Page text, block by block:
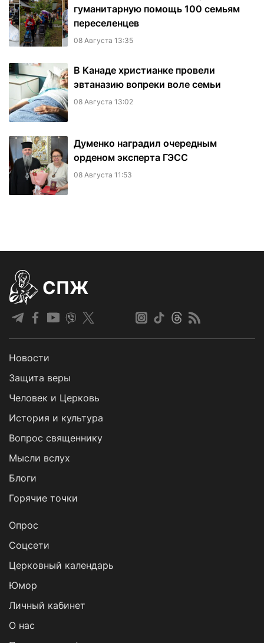
гуманитарную помощь 100 семьям
переселенцев
08 Августа 13:35
В Канаде христианке провели
эвтаназию вопреки воле семьи
08 Августа 13:02
Думенко наградил очередным
орденом эксперта ГЭСС
08 Августа 11:53
СПЖ
Новости
Защита веры
Человек и Церковь
История и культура
Вопрос священнику
Мысли вслух
Блоги
Горячие точки
Опрос
Cоцсети
Церковный календарь
Юмор
Личный кабинет
О нас